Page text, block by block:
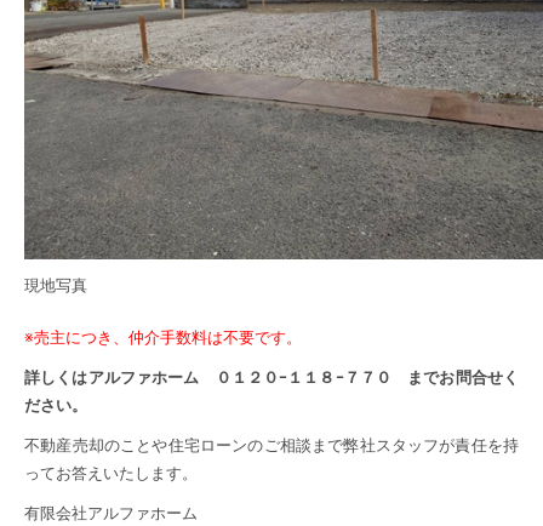
現地写真
※売主につき、仲介手数料は不要です。
詳しくはアルファホーム ０１２０ｰ１１８ｰ７７０ までお問合せく
ださい。
不動産売却のことや住宅ローンのご相談まで弊社スタッフが責任を持
ってお答えいたします。
有限会社アルファホーム